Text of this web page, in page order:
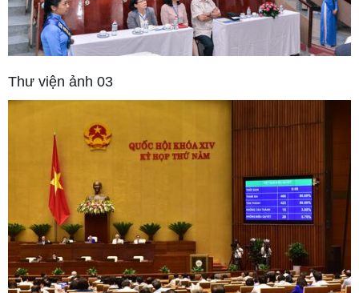
Thư viện ảnh 03